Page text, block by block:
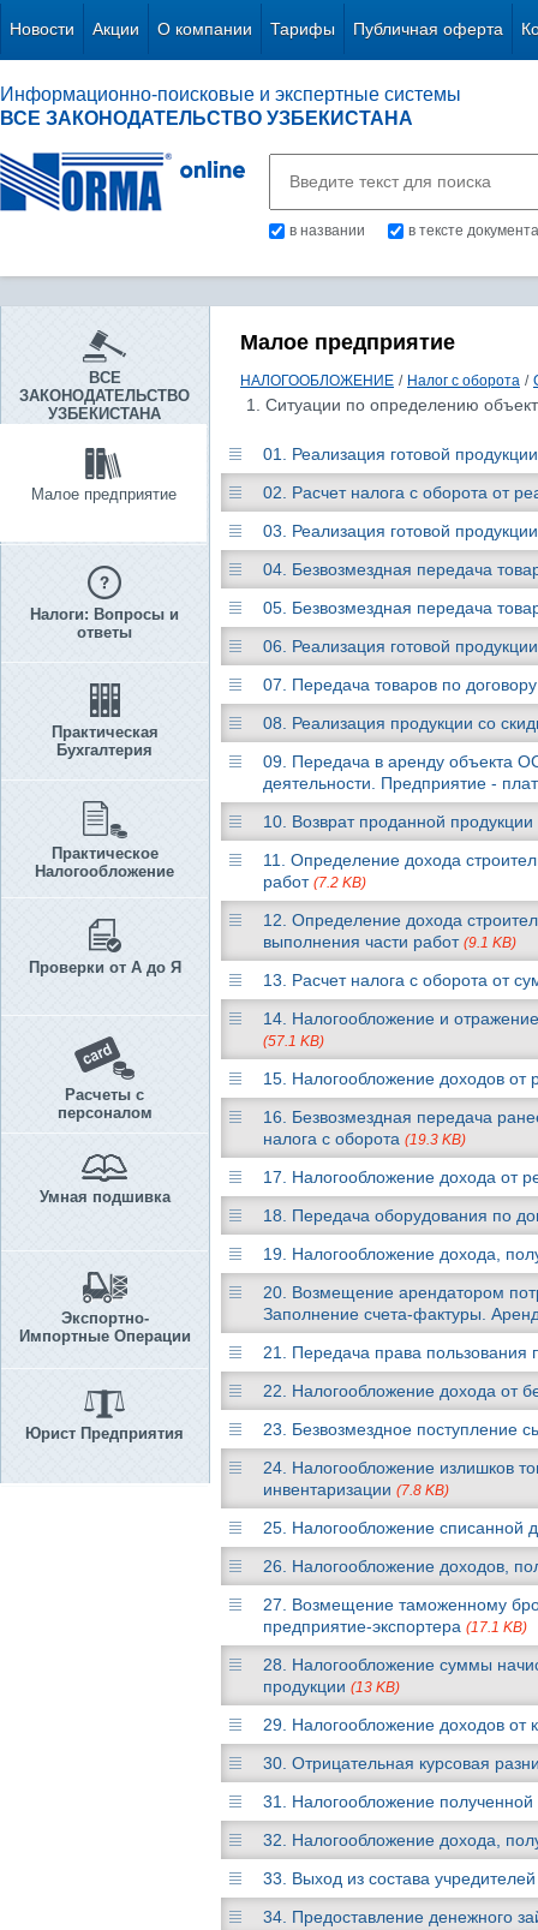
Новости Акции О компании Тарифы Публичная оферта
Информационно-поисковые и экспертные системы
ВСЕ ЗАКОНОДАТЕЛЬСТВО УЗБЕКИСТАНА
в названии в тексте документа
ВСЕ
ЗАКОНОДАТЕЛЬСТВО
УЗБЕКИСТАНА
Малое предприятие
Налоги: Вопросы и
ответы
Практическая
Бухгалтерия
Практическое
Налогообложение
Проверки от А до Я
Расчеты с
персоналом
Умная подшивка
Экспортно-
Импортные Операции
Юрист Предприятия
Малое предприятие
НАЛОГООБЛОЖЕНИЕ / Налог с оборота /
1. Ситуации по определению
01. Реализация готовой
02. Расчет налога с оборота от
03. Реализация готовой
04. Безвозмездная передача
05. Безвозмездная передача
06. Реализация готовой
07. Передача товаров по
08. Реализация продукции со
09. Передача в аренду объекта
деятельности. Предприятие -
10. Возврат проданной
11. Определение дохода
работ (7.2 KB)
12. Определение дохода
выполнения части работ (9.1 KB)
13. Расчет налога с оборота от
14. Налогообложение и
(57.1 KB)
15. Налогообложение доходов от
16. Безвозмездная передача
налога с оборота (19.3 KB)
17. Налогообложение дохода от
18. Передача оборудования по
19. Налогообложение дохода,
20. Возмещение арендатором
Заполнение счета-фактуры.
21. Передача права пользования
22. Налогообложение дохода от
23. Безвозмездное поступление
24. Налогообложение излишков
инвентаризации (7.8 KB)
25. Налогообложение списанной
26. Налогообложение доходов,
27. Возмещение таможенному
предприятие-экспортера (17.1 KB)
28. Налогообложение суммы
продукции (13 KB)
29. Налогообложение доходов
30. Отрицательная курсовая
31. Налогообложение
32. Налогообложение дохода,
33. Выход из состава
34. Предоставление денежного